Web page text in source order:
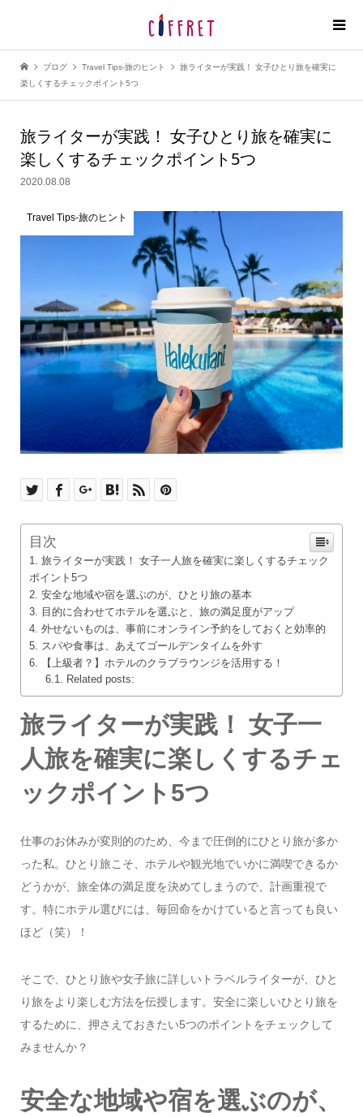
ブログ Travel Tips-旅のヒント
旅ライターが実践！ 女子ひとり旅を確実に
楽しくするチェックポイント5つ
旅ライターが実践！ 女子ひとり旅を確実に
楽しくするチェックポイント5つ
2020.08.08
Travel Tips-旅のヒント
目次
旅ライターが実践！ 女子一人旅を確実に楽しくするチェック
ポイント5つ
安全な地域や宿を選ぶのが、ひとり旅の基本
目的に合わせてホテルを選ぶと、旅の満足度がアップ
外せないものは、事前にオンライン予約をしておくと効率的
スパや食事は、あえてゴールデンタイムを外す
【上級者？】ホテルのクラブラウンジを活用する！
Related posts:
旅ライターが実践！ 女子一
人旅を確実に楽しくするチェ
ックポイント5つ
仕事のお休みが変則的のため、今まで圧倒的にひとり旅が多か
った私。ひとり旅こそ、ホテルや観光地でいかに満喫できるか
どうかが、旅全体の満足度を決めてしまうので、計画重視で
す。特にホテル選びには、毎回命をかけていると言っても良い
ほど（笑）！
そこで、ひとり旅や女子旅に詳しいトラベルライターが、ひと
り旅をより楽しむ方法を伝授します。安全に楽しいひとり旅を
するために、押さえておきたい5つのポイントをチェックして
みませんか？
安全な地域や宿を選ぶのが、